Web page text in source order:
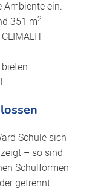
ein.
351 m2
Schule sich
– so sind
Schulformen
getrennt –